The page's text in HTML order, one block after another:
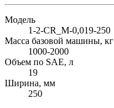
Модель
1-2-СR_M-0,019-250
Масса базовой машины, кг
1000-2000
Объем по SAE, л
19
Ширина, мм
250